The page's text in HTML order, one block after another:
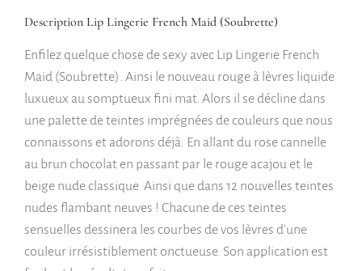
Description Lip Lingerie French Maid (Soubrette)
Enfilez quelque chose de sexy avec Lip Lingerie French
Maid (Soubrette). Ainsi le nouveau rouge à lèvres liquide
luxueux au somptueux fini mat. Alors il se décline dans
une palette de teintes imprégnées de couleurs que nous
connaissons et adorons déjà. En allant du rose cannelle
au brun chocolat en passant par le rouge acajou et le
beige nude classique. Ainsi que dans 12 nouvelles teintes
nudes flambant neuves ! Chacune de ces teintes
sensuelles dessinera les courbes de vos lèvres d’une
couleur irrésistiblement onctueuse. Son application est